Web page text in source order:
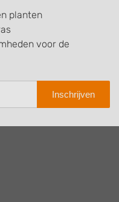
planten
voor de
Inschrijven